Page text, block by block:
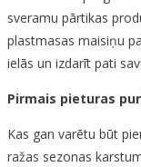
sveramu pārtikas
plastmasas maisiņu
ielās un izdarīt pati
Pirmais pieturas
Kas gan varētu būt
ražas sezonas